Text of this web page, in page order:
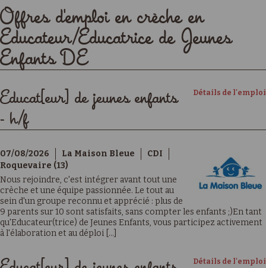
Offres d'emploi en crèche en
Educateur/Educatrice de Jeunes
Enfants DE
Détails de l'emploi
Educat[eur] de jeunes enfants
- h/f
07/08/2026 La Maison Bleue
CDI
Roquevaire (13)
Nous rejoindre, c'est intégrer avant tout une
crèche et une équipe passionnée. Le tout au
sein d'un groupe reconnu et apprécié : plus de
9 parents sur 10 sont satisfaits, sans compter les enfants ;)En tant
qu'Educateur(trice) de Jeunes Enfants, vous participez activement
à l'élaboration et au déploi [...]
Détails de l'emploi